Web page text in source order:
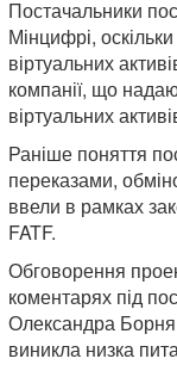
Постачальники
Мінцифрі,
віртуальних
компанії, що
віртуальних
Раніше поняття
переказами,
ввели в рамках
FATF.
Обговорення
коментарях під
Олександра
виникла низка